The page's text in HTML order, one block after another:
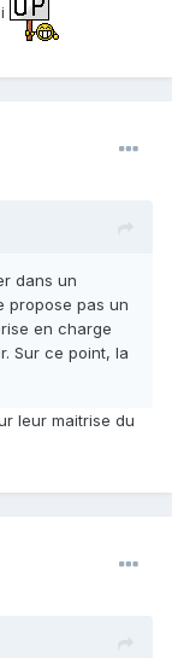
dans un
propose pas un
en charge
Sur ce point, la
leur maitrise du